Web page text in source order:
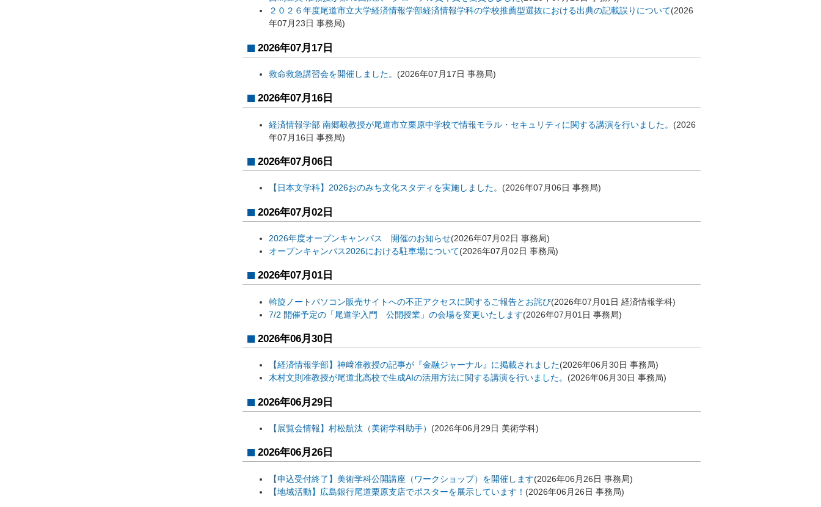
２０２６年度尾道市立大学経済情報学部経済情報学科の学校推薦型選抜における出典の記載誤りについて(2026
年07月23日 事務局)
2026年07月17日
救命救急講習会を開催しました。 (2026年07月17日 事務局)
2026年07月16日
経済情報学部 南郷毅教授が尾道市立栗原中学校で情報モラル・セキュリティに関する講演を行いました。 (2026
年07月16日 事務局)
2026年07月06日
【日本文学科】2026おのみち文化スタディを実施しました。 (2026年07月06日 事務局)
2026年07月02日
2026年度オープンキャンパス 開催のお知らせ(2026年07月02日 事務局)
オープンキャンパス2026における駐車場について(2026年07月02日 事務局)
2026年07月01日
斡旋ノートパソコン販売サイトへの不正アクセスに関するご報告とお詫び(2026年07月01日 経済情報学科)
7/2 開催予定の「尾道学入門 公開授業」の会場を変更いたします(2026年07月01日 事務局)
2026年06月30日
【経済情報学部】神﨑准教授の記事が『金融ジャーナル』に掲載されました(2026年06月30日 事務局)
木村文則准教授が尾道北高校で生成AIの活用方法に関する講演を行いました。 (2026年06月30日 事務局)
2026年06月29日
【展覧会情報】村松航汰（美術学科助手） (2026年06月29日 美術学科)
2026年06月26日
【申込受付終了】美術学科公開講座（ワークショップ）を開催します(2026年06月26日 事務局)
【地域活動】広島銀行尾道栗原支店でポスターを展示しています！ (2026年06月26日 事務局)